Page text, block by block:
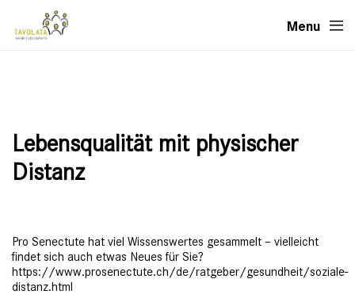
Menu
Lebensqualität mit physischer
Distanz
Pro Senectute hat viel Wissenswertes gesammelt – vielleicht
findet sich auch etwas Neues für Sie?
https://www.prosenectute.ch/de/ratgeber/gesundheit/soziale-
distanz.html